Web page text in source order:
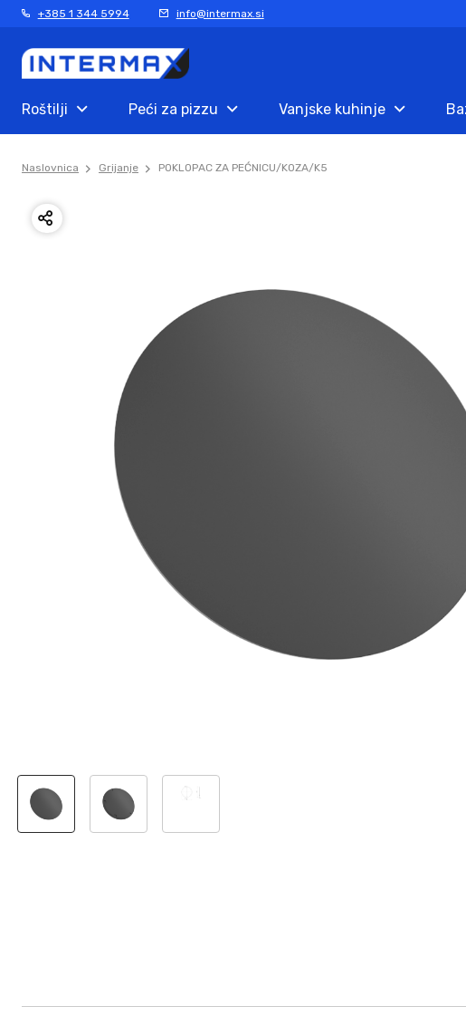
+385 1 344 5994 info@intermax.si
Roštilji Peći za pizzu Vanjske kuhinje
Naslovnica Grijanje POKLOPAC ZA PEĆNICU/KOZA/K5